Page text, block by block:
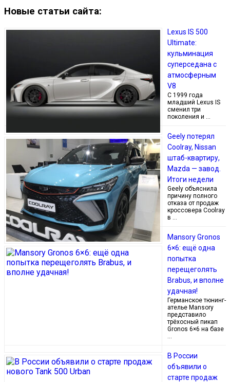
Новые статьи сайта:
Lexus IS 500
Ultimate:
кульминация
суперседана с
атмосферным
V8
С 1999 года
младший Lexus IS
сменил три
поколения и …
Geely потерял
Coolray, Nissan
штаб-квартиру,
Mazda — завод.
Итоги недели
Geely объяснила
причину полного
отказа от продаж
кроссовера Coolray
в …
Mansory Gronos
6×6: ещё одна
попытка
перещеголять
Brabus, и вполне
удачная!
Германское тюнинг-
ателье Mansory
представило
трёхосный пикап
Gronos 6×6 на базе
В России
объявили о
старте продаж